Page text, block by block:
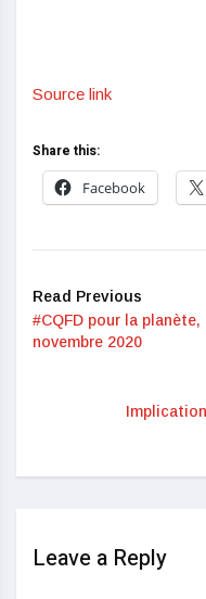
Source link
Share this:
Facebook
Read Previous
#CQFD pour la
novembre 2020
Leave a Reply